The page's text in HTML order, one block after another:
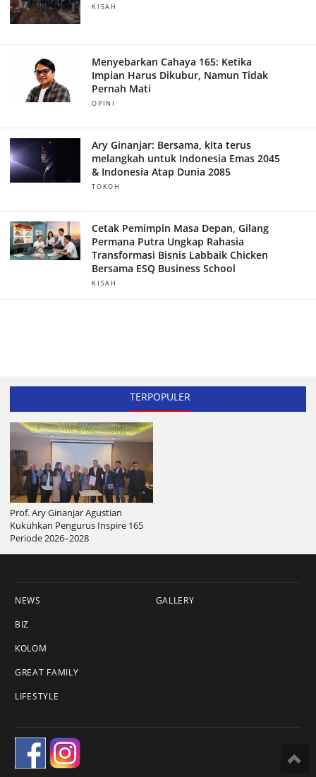
KISAH
Menyebarkan Cahaya 165: Ketika
Impian Harus Dikubur, Namun Tidak
Pernah Mati
OPINI
Ary Ginanjar: Bersama, kita terus
melangkah untuk Indonesia Emas 2045
& Indonesia Atap Dunia 2085
TOKOH
Cetak Pemimpin Masa Depan, Gilang
Permana Putra Ungkap Rahasia
Transformasi Bisnis Labbaik Chicken
Bersama ESQ Business School
KISAH
TERPOPULER
Prof. Ary Ginanjar Agustian
Kukuhkan Pengurus Inspire 165
Periode 2026–2028
NEWS
BIZ
KOLOM
GREAT FAMILY
LIFESTYLE
GALLERY